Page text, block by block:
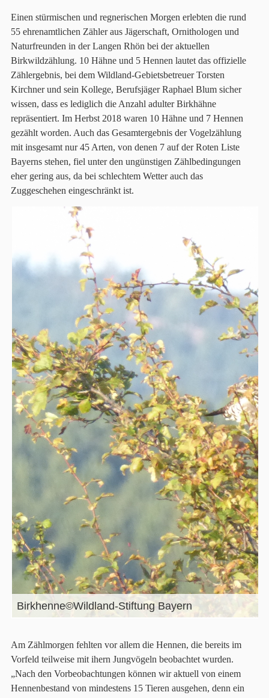
Einen stürmischen und regnerischen Morgen erlebten die rund
55 ehrenamtlichen Zähler aus Jägerschaft, Ornithologen und
Naturfreunden in der Langen Rhön bei der aktuellen
Birkwildzählung. 10 Hähne und 5 Hennen lautet das offizielle
Zählergebnis, bei dem Wildland-Gebietsbetreuer Torsten
Kirchner und sein Kollege, Berufsjäger Raphael Blum sicher
wissen, dass es lediglich die Anzahl adulter Birkhähne
repräsentiert. Im Herbst 2018 waren 10 Hähne und 7 Hennen
gezählt worden. Auch das Gesamtergebnis der Vogelzählung
mit insgesamt nur 45 Arten, von denen 7 auf der Roten Liste
Bayerns stehen, fiel unter den ungünstigen Zählbedingungen
eher gering aus, da bei schlechtem Wetter auch das
Zuggeschehen eingeschränkt ist.
Birkhenne©Wildland-Stiftung Bayern
Am Zählmorgen fehlten vor allem die Hennen, die bereits im
Vorfeld teilweise mit ihern Jungvögeln beobachtet wurden.
„Nach den Vorbeobachtungen können wir aktuell von einem
Hennenbestand von mindestens 15 Tieren ausgehen, denn ein